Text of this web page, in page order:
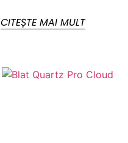
CITEȘTE MAI MULT